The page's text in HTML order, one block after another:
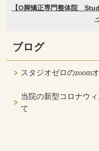
ブログ
スタジオゼロのzoom
当院の新型コロナウ
て